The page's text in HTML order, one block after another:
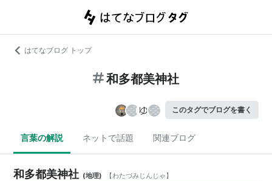
はてなブログ トップ
和多都美神社
このタグでブログを書く
言葉の解説 ネットで話題 関連ブログ
和多都美神社 (地理) 【わたづみじんじゃ】